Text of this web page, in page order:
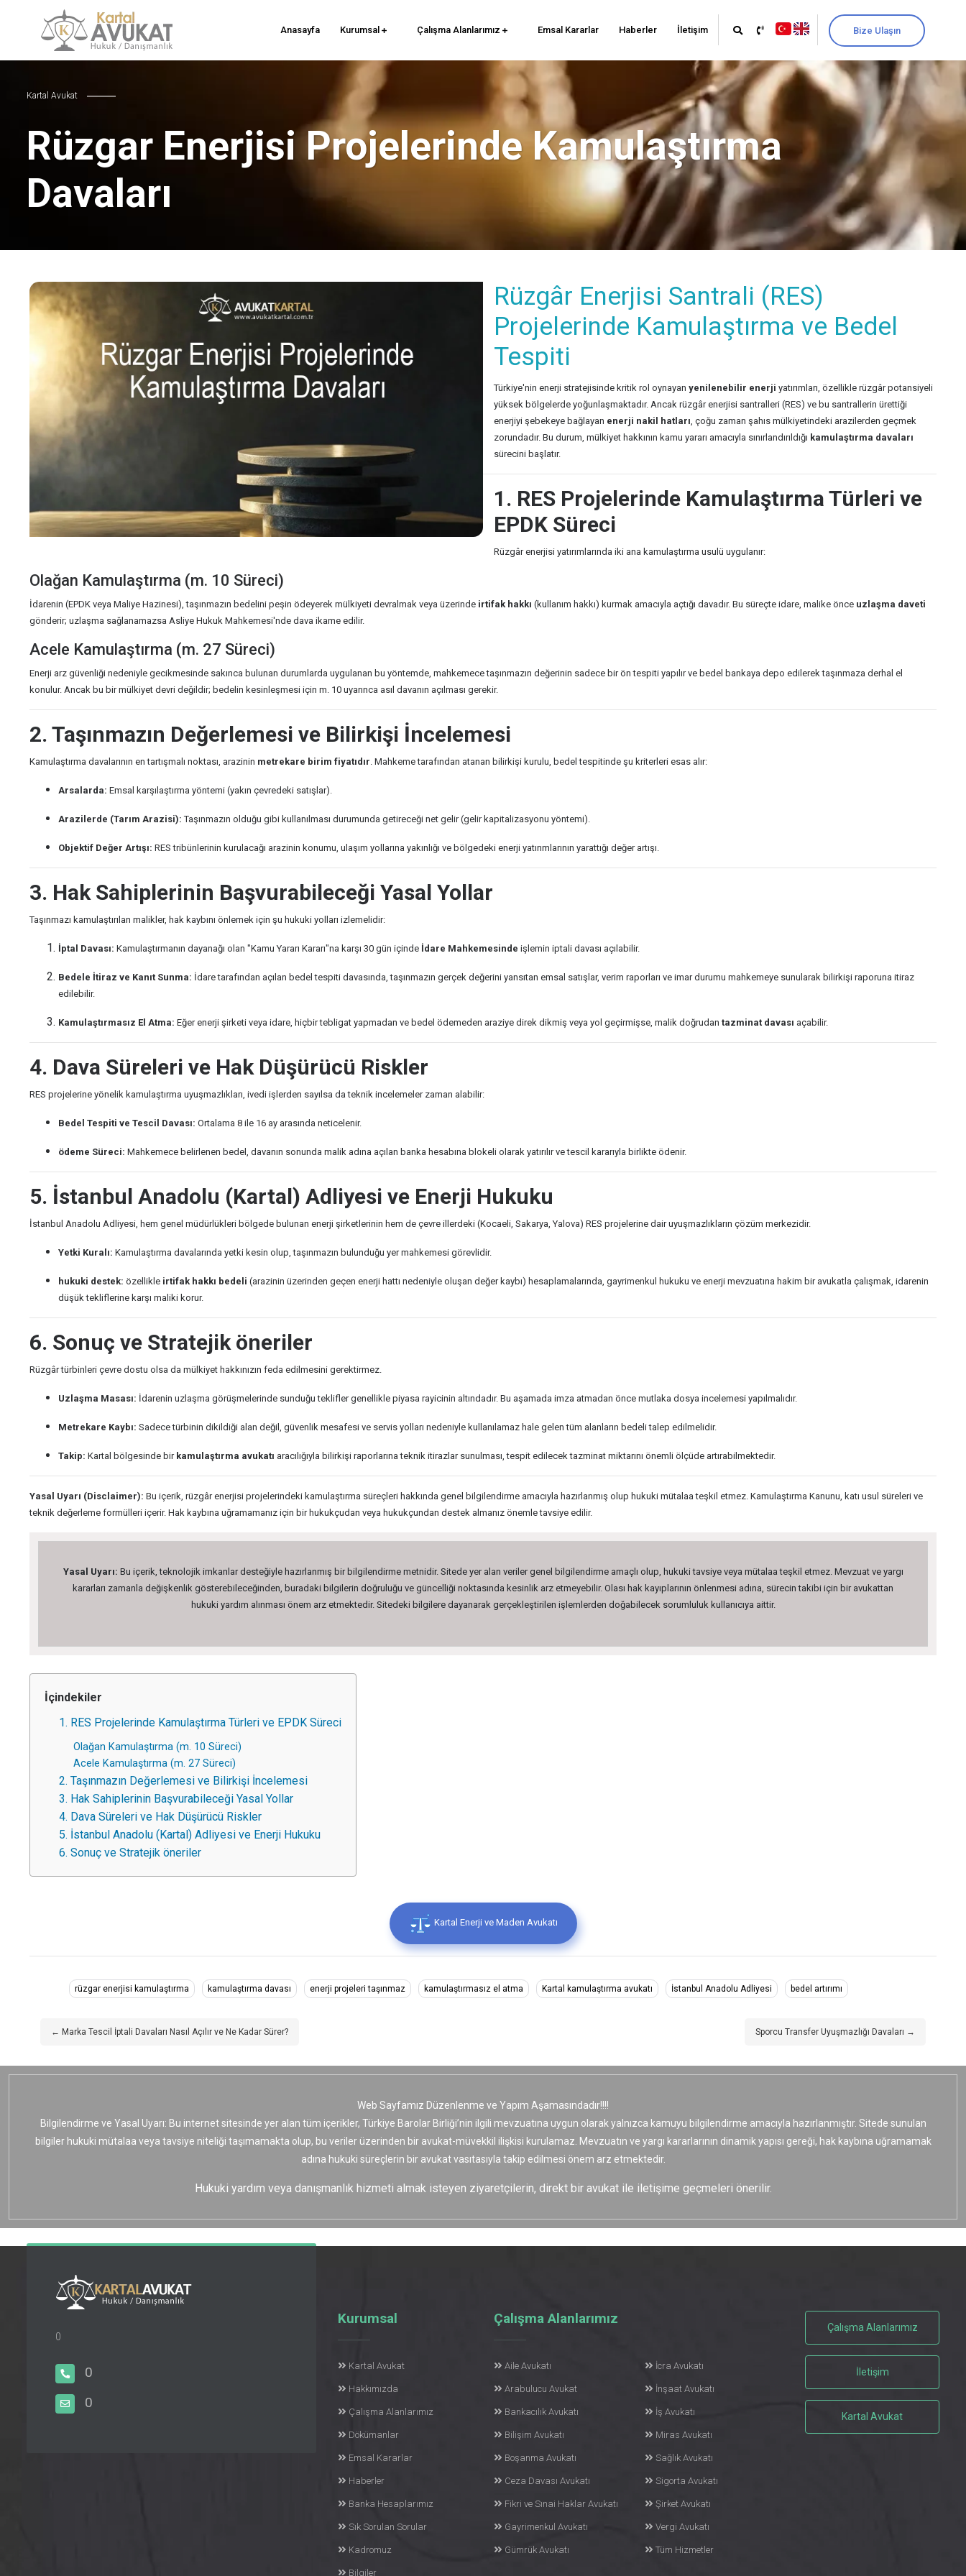
Anasayfa Kurumsal Çalışma Alanlarımız Emsal Kararlar Haberler İletişim Bize Ulaşın
Kartal Avukat
Rüzgar Enerjisi Projelerinde Kamulaştırma
Davaları
Rüzgâr Enerjisi Santrali (RES)
Projelerinde Kamulaştırma ve Bedel
Tespiti
Türkiye'nin enerji stratejisinde kritik rol oynayan yenilenebilir enerji yatırımları, özellikle rüzgâr potansiyeli
yüksek bölgelerde yoğunlaşmaktadır. Ancak rüzgâr enerjisi santralleri (RES) ve bu santrallerin ürettiği
enerjiyi şebekeye bağlayan enerji nakil hatları, çoğu zaman şahıs mülkiyetindeki arazilerden geçmek
zorundadır. Bu durum, mülkiyet hakkının kamu yararı amacıyla sınırlandırıldığı kamulaştırma davaları
sürecini başlatır.
1. RES Projelerinde Kamulaştırma Türleri ve
EPDK Süreci
Rüzgâr enerjisi yatırımlarında iki ana kamulaştırma usulü uygulanır:
Olağan Kamulaştırma (m. 10 Süreci)
İdarenin (EPDK veya Maliye Hazinesi), taşınmazın bedelini peşin ödeyerek mülkiyeti devralmak veya üzerinde irtifak hakkı (kullanım hakkı) kurmak amacıyla açtığı davadır. Bu süreçte idare, malike önce uzlaşma daveti
gönderir; uzlaşma sağlanamazsa Asliye Hukuk Mahkemesi'nde dava ikame edilir.
Acele Kamulaştırma (m. 27 Süreci)
Enerji arz güvenliği nedeniyle gecikmesinde sakınca bulunan durumlarda uygulanan bu yöntemde, mahkemece taşınmazın değerinin sadece bir ön tespiti yapılır ve bedel bankaya depo edilerek taşınmaza derhal el
konulur. Ancak bu bir mülkiyet devri değildir; bedelin kesinleşmesi için m. 10 uyarınca asıl davanın açılması gerekir.
2. Taşınmazın Değerlemesi ve Bilirkişi İncelemesi
Kamulaştırma davalarının en tartışmalı noktası, arazinin metrekare birim fiyatıdır. Mahkeme tarafından atanan bilirkişi kurulu, bedel tespitinde şu kriterleri esas alır:
Arsalarda: Emsal karşılaştırma yöntemi (yakın çevredeki satışlar).
Arazilerde (Tarım Arazisi): Taşınmazın olduğu gibi kullanılması durumunda getireceği net gelir (gelir kapitalizasyonu yöntemi).
Objektif Değer Artışı: RES tribünlerinin kurulacağı arazinin konumu, ulaşım yollarına yakınlığı ve bölgedeki enerji yatırımlarının yarattığı değer artışı.
3. Hak Sahiplerinin Başvurabileceği Yasal Yollar
Taşınmazı kamulaştırılan malikler, hak kaybını önlemek için şu hukuki yolları izlemelidir:
İptal Davası: Kamulaştırmanın dayanağı olan "Kamu Yararı Kararı"na karşı 30 gün içinde İdare Mahkemesinde işlemin iptali davası açılabilir.
Bedele İtiraz ve Kanıt Sunma: İdare tarafından açılan bedel tespiti davasında, taşınmazın gerçek değerini yansıtan emsal satışlar, verim raporları ve imar durumu mahkemeye sunularak bilirkişi raporuna itiraz
edilebilir.
Kamulaştırmasız El Atma: Eğer enerji şirketi veya idare, hiçbir tebligat yapmadan ve bedel ödemeden araziye direk dikmiş veya yol geçirmişse, malik doğrudan tazminat davası açabilir.
4. Dava Süreleri ve Hak Düşürücü Riskler
RES projelerine yönelik kamulaştırma uyuşmazlıkları, ivedi işlerden sayılsa da teknik incelemeler zaman alabilir:
Bedel Tespiti ve Tescil Davası: Ortalama 8 ile 16 ay arasında neticelenir.
ödeme Süreci: Mahkemece belirlenen bedel, davanın sonunda malik adına açılan banka hesabına blokeli olarak yatırılır ve tescil kararıyla birlikte ödenir.
5. İstanbul Anadolu (Kartal) Adliyesi ve Enerji Hukuku
İstanbul Anadolu Adliyesi, hem genel müdürlükleri bölgede bulunan enerji şirketlerinin hem de çevre illerdeki (Kocaeli, Sakarya, Yalova) RES projelerine dair uyuşmazlıkların çözüm merkezidir.
Yetki Kuralı: Kamulaştırma davalarında yetki kesin olup, taşınmazın bulunduğu yer mahkemesi görevlidir.
hukuki destek: özellikle irtifak hakkı bedeli (arazinin üzerinden geçen enerji hattı nedeniyle oluşan değer kaybı) hesaplamalarında, gayrimenkul hukuku ve enerji mevzuatına hakim bir avukatla çalışmak, idarenin
düşük tekliflerine karşı maliki korur.
6. Sonuç ve Stratejik öneriler
Rüzgâr türbinleri çevre dostu olsa da mülkiyet hakkınızın feda edilmesini gerektirmez.
Uzlaşma Masası: İdarenin uzlaşma görüşmelerinde sunduğu teklifler genellikle piyasa rayicinin altındadır. Bu aşamada imza atmadan önce mutlaka dosya incelemesi yapılmalıdır.
Metrekare Kaybı: Sadece türbinin dikildiği alan değil, güvenlik mesafesi ve servis yolları nedeniyle kullanılamaz hale gelen tüm alanların bedeli talep edilmelidir.
Takip: Kartal bölgesinde bir kamulaştırma avukatı aracılığıyla bilirkişi raporlarına teknik itirazlar sunulması, tespit edilecek tazminat miktarını önemli ölçüde artırabilmektedir.
Yasal Uyarı (Disclaimer): Bu içerik, rüzgâr enerjisi projelerindeki kamulaştırma süreçleri hakkında genel bilgilendirme amacıyla hazırlanmış olup hukuki mütalaa teşkil etmez. Kamulaştırma Kanunu, katı usul süreleri ve
teknik değerleme formülleri içerir. Hak kaybına uğramamanız için bir hukukçudan veya hukukçundan destek almanız önemle tavsiye edilir.
Yasal Uyarı: Bu içerik, teknolojik imkanlar desteğiyle hazırlanmış bir bilgilendirme metnidir. Sitede yer alan veriler genel bilgilendirme amaçlı olup, hukuki tavsiye veya mütalaa teşkil etmez. Mevzuat ve yargı
kararları zamanla değişkenlik gösterebileceğinden, buradaki bilgilerin doğruluğu ve güncelliği noktasında kesinlik arz etmeyebilir. Olası hak kayıplarının önlenmesi adına, sürecin takibi için bir avukattan
hukuki yardım alınması önem arz etmektedir. Sitedeki bilgilere dayanarak gerçekleştirilen işlemlerden doğabilecek sorumluluk kullanıcıya aittir.
İçindekiler
1. RES Projelerinde Kamulaştırma Türleri ve EPDK Süreci
Olağan Kamulaştırma (m. 10 Süreci)
Acele Kamulaştırma (m. 27 Süreci)
2. Taşınmazın Değerlemesi ve Bilirkişi İncelemesi
3. Hak Sahiplerinin Başvurabileceği Yasal Yollar
4. Dava Süreleri ve Hak Düşürücü Riskler
5. İstanbul Anadolu (Kartal) Adliyesi ve Enerji Hukuku
6. Sonuç ve Stratejik öneriler
Kartal Enerji ve Maden Avukatı
rüzgar enerjisi kamulaştırma kamulaştırma davası enerji projeleri taşınmaz kamulaştırmasız el atma Kartal kamulaştırma avukatı İstanbul Anadolu Adliyesi bedel artırımı
← Marka Tescil İptali Davaları Nasıl Açılır ve Ne Kadar Sürer? Sporcu Transfer Uyuşmazlığı Davaları →
Web Sayfamız Düzenlenme ve Yapım Aşamasındadır!!!!
Bilgilendirme ve Yasal Uyarı: Bu internet sitesinde yer alan tüm içerikler, Türkiye Barolar Birliği’nin ilgili mevzuatına uygun olarak yalnızca kamuyu bilgilendirme amacıyla hazırlanmıştır. Sitede sunulan
bilgiler hukuki mütalaa veya tavsiye niteliği taşımamakta olup, bu veriler üzerinden bir avukat-müvekkil ilişkisi kurulamaz. Mevzuatın ve yargı kararlarının dinamik yapısı gereği, hak kaybına uğramamak
adına hukuki süreçlerin bir avukat vasıtasıyla takip edilmesi önem arz etmektedir.
Hukuki yardım veya danışmanlık hizmeti almak isteyen ziyaretçilerin, direkt bir avukat ile iletişime geçmeleri önerilir.
0
0
0
Kurumsal
Kartal Avukat
Hakkımızda
Çalışma Alanlarımız
Dökümanlar
Emsal Kararlar
Haberler
Banka Hesaplarımız
Sık Sorulan Sorular
Kadromuz
Bilgiler
Çalışma Alanlarımız
Aile Avukatı
Arabulucu Avukat
Bankacılık Avukatı
Bilişim Avukatı
Boşanma Avukatı
Ceza Davası Avukatı
Fikri ve Sınai Haklar Avukatı
Gayrimenkul Avukatı
Gümrük Avukatı
İcra Avukatı
İnşaat Avukatı
İş Avukatı
Miras Avukatı
Sağlık Avukatı
Sigorta Avukatı
Şirket Avukatı
Vergi Avukatı
Tüm Hizmetler
Çalışma Alanlarımız
İletişim
Kartal Avukat